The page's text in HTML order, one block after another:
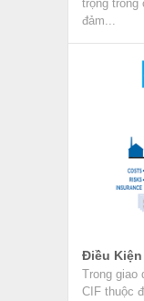
trọng trong
đảm...
Điều Kiện
Trong giao
CIF thuộc